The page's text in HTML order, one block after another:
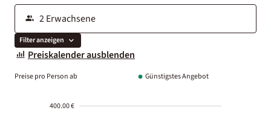
Filter anzeigen
Preiskalender ausblenden
Preise pro Person ab Günstigstes Angebot
400.00 €